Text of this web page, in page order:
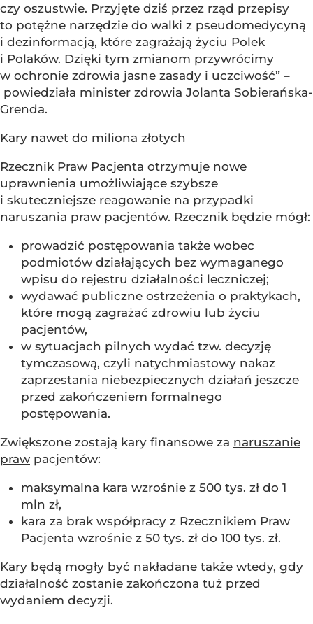
czy oszustwie. Przyjęte dziś przez rząd przepisy
to potężne narzędzie do walki z pseudomedycyną
i dezinformacją, które zagrażają życiu Polek
i Polaków. Dzięki tym zmianom przywrócimy
w ochronie zdrowia jasne zasady i uczciwość” –
powiedziała minister zdrowia Jolanta Sobierańska-
Grenda.
Kary nawet do miliona złotych
Rzecznik Praw Pacjenta otrzymuje nowe
uprawnienia umożliwiające szybsze
i skuteczniejsze reagowanie na przypadki
naruszania praw pacjentów. Rzecznik będzie mógł:
prowadzić postępowania także wobec
podmiotów działających bez wymaganego
wpisu do rejestru działalności leczniczej;
wydawać publiczne ostrzeżenia o praktykach,
które mogą zagrażać zdrowiu lub życiu
pacjentów,
w sytuacjach pilnych wydać tzw. decyzję
tymczasową, czyli natychmiastowy nakaz
zaprzestania niebezpiecznych działań jeszcze
przed zakończeniem formalnego
postępowania.
Zwiększone zostają kary finansowe za naruszanie
praw pacjentów:
maksymalna kara wzrośnie z 500 tys. zł do 1
mln zł,
kara za brak współpracy z Rzecznikiem Praw
Pacjenta wzrośnie z 50 tys. zł do 100 tys. zł.
Kary będą mogły być nakładane także wtedy, gdy
działalność zostanie zakończona tuż przed
wydaniem decyzji.